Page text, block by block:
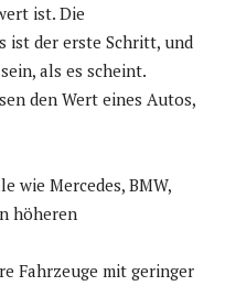
ist. Die
ist der erste Schritt, und
als es scheint.
den Wert eines Autos,
wie Mercedes, BMW,
höheren
Fahrzeuge mit geringer